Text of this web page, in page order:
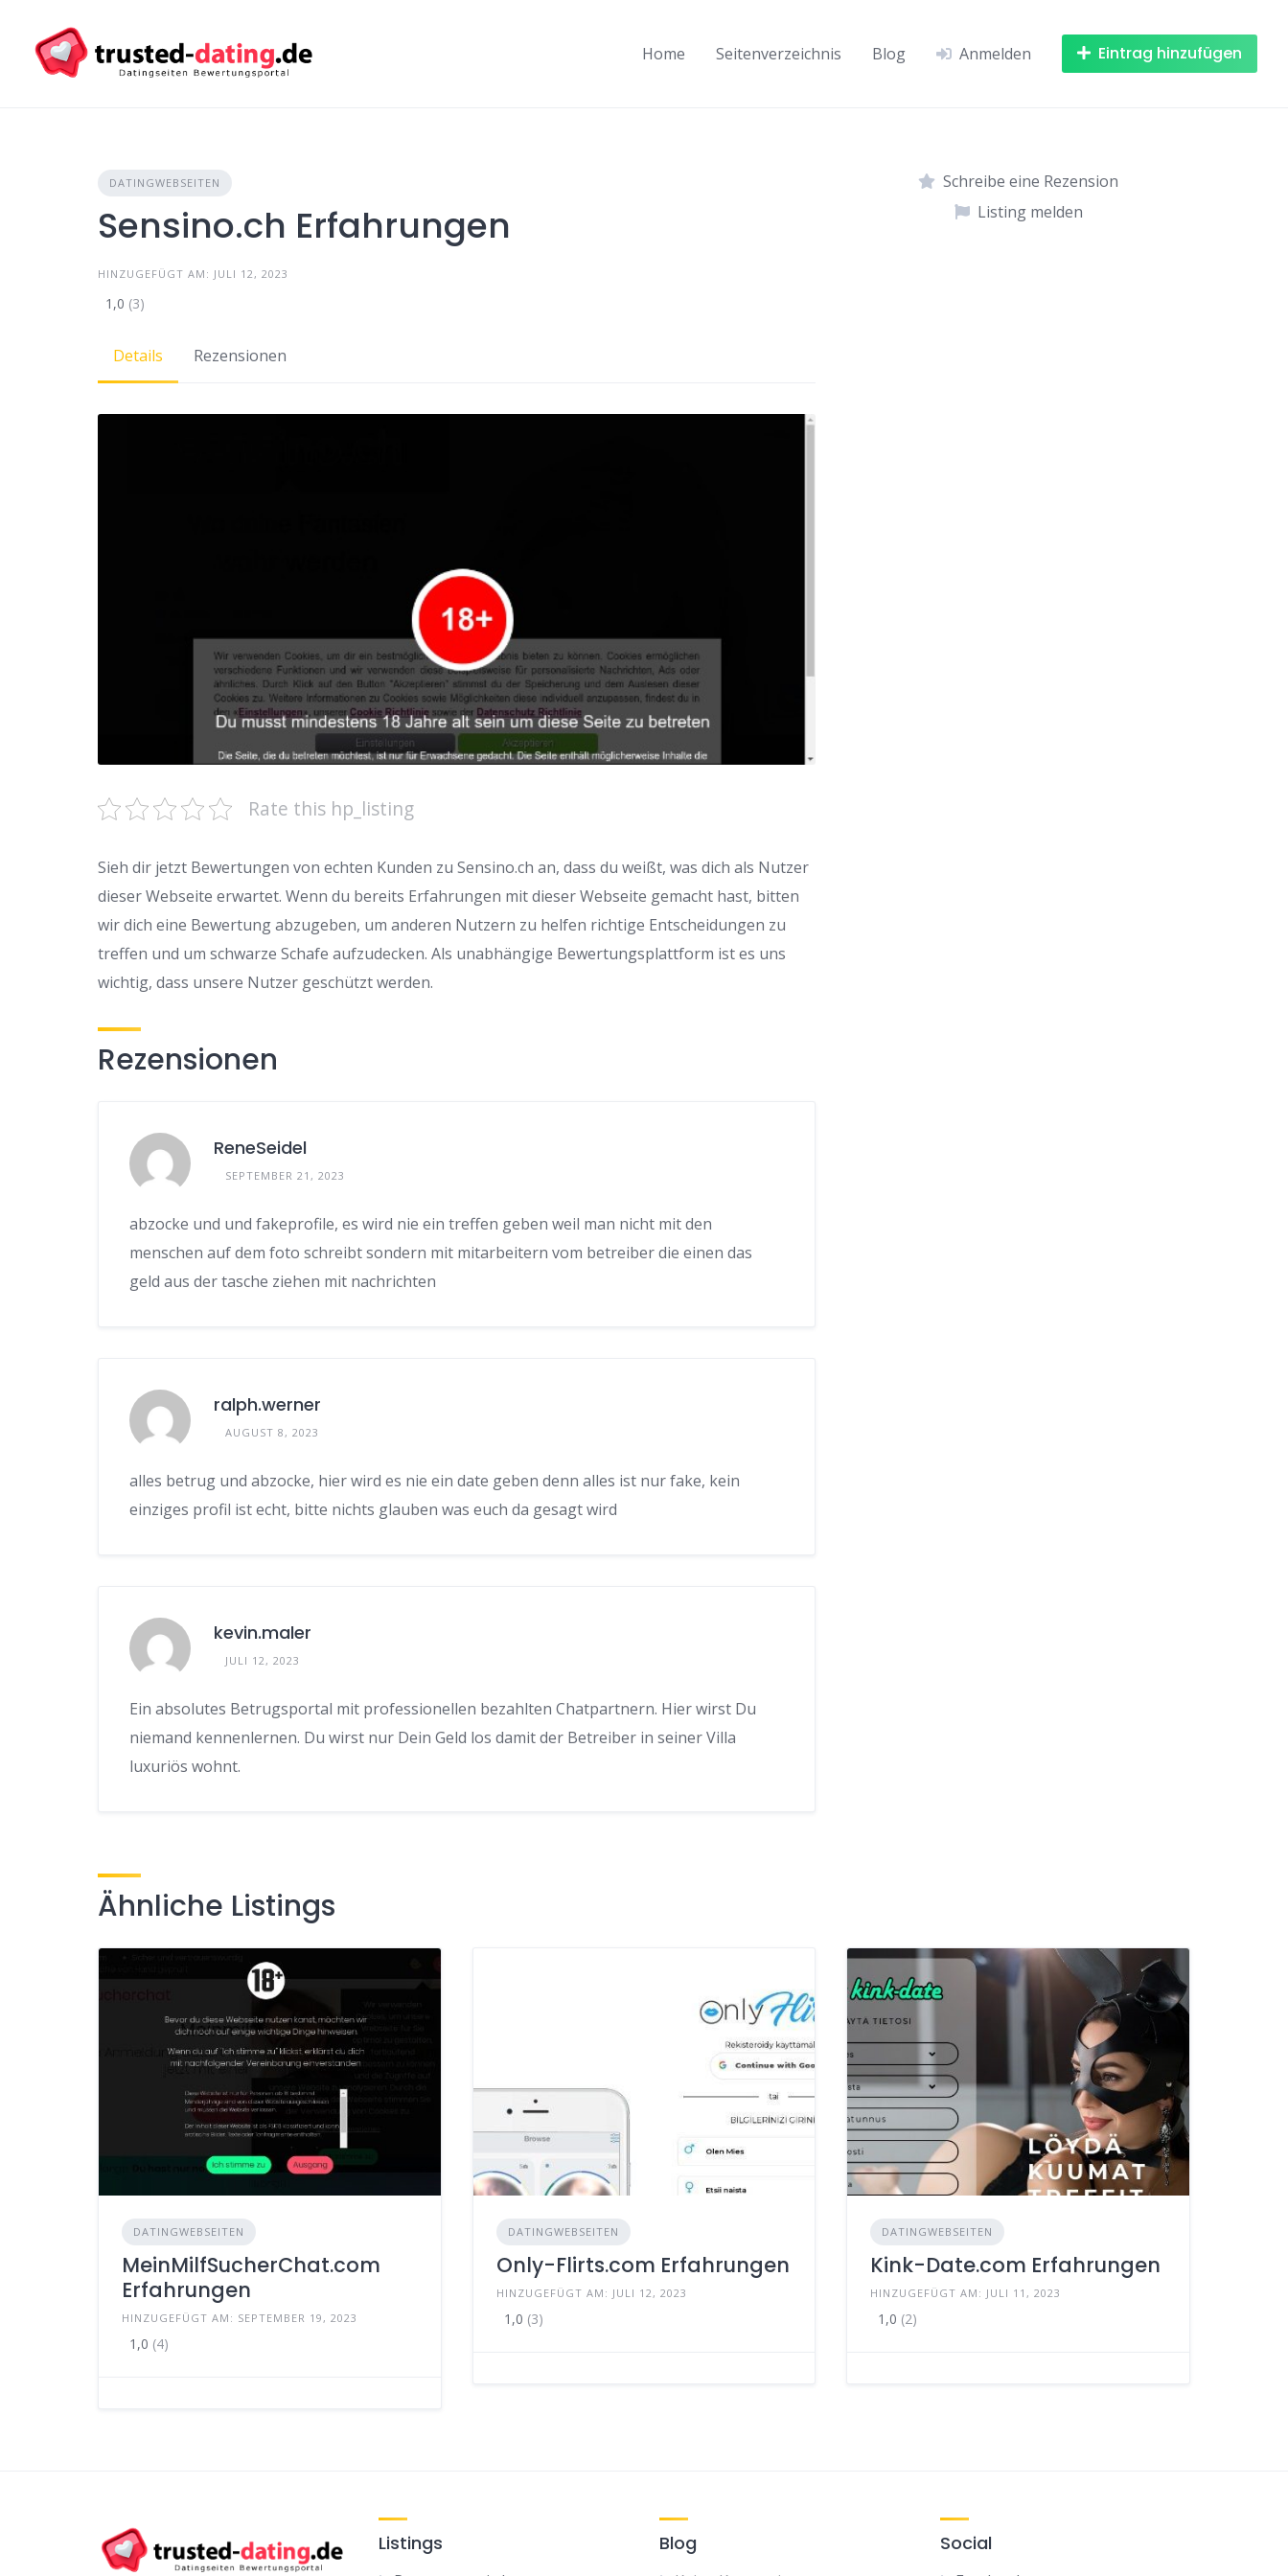
content
Home Seitenverzeichnis Blog Anmelden Eintrag hinzufügen
DATINGWEBSEITEN
Sensino.ch Erfahrungen
HINZUGEFÜGT AM: JULI 12, 2023
1,0 (3)
Details Rezensionen
Rate this hp_listing
Sieh dir jetzt Bewertungen von echten Kunden zu Sensino.ch an, dass du weißt, was dich als Nutzer
dieser Webseite erwartet. Wenn du bereits Erfahrungen mit dieser Webseite gemacht hast, bitten
wir dich eine Bewertung abzugeben, um anderen Nutzern zu helfen richtige Entscheidungen zu
treffen und um schwarze Schafe aufzudecken. Als unabhängige Bewertungsplattform ist es uns
wichtig, dass unsere Nutzer geschützt werden.
Rezensionen
ReneSeidel
SEPTEMBER 21, 2023
abzocke und und fakeprofile, es wird nie ein treffen geben weil man nicht mit den
menschen auf dem foto schreibt sondern mit mitarbeitern vom betreiber die einen das
geld aus der tasche ziehen mit nachrichten
ralph.werner
AUGUST 8, 2023
alles betrug und abzocke, hier wird es nie ein date geben denn alles ist nur fake, kein
einziges profil ist echt, bitte nichts glauben was euch da gesagt wird
kevin.maler
JULI 12, 2023
Ein absolutes Betrugsportal mit professionellen bezahlten Chatpartnern. Hier wirst Du
niemand kennenlernen. Du wirst nur Dein Geld los damit der Betreiber in seiner Villa
luxuriös wohnt.
Schreibe eine Rezension
Listing melden
Ähnliche Listings
DATINGWEBSEITEN
MeinMilfSucherChat.com
Erfahrungen
HINZUGEFÜGT AM: SEPTEMBER 19, 2023
1,0 (4)
DATINGWEBSEITEN
Only-Flirts.com Erfahrungen
HINZUGEFÜGT AM: JULI 12, 2023
1,0 (3)
DATINGWEBSEITEN
Kink-Date.com Erfahrungen
HINZUGEFÜGT AM: JULI 11, 2023
1,0 (2)
Listings Blog Social